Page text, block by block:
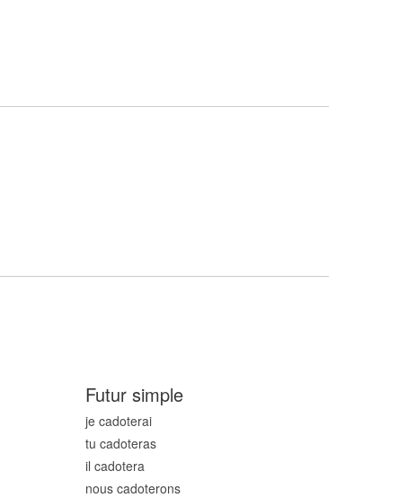
Futur simple
je cadoterai
tu cadoteras
il cadotera
nous cadoterons